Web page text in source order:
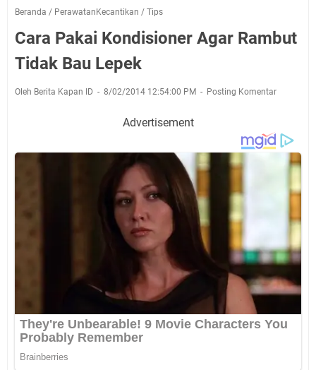
Beranda / PerawatanKecantikan / Tips
Cara Pakai Kondisioner Agar Rambut
Tidak Bau Lepek
Oleh Berita Kapan ID 8/02/2014 12:54:00 PM Posting Komentar
Advertisement